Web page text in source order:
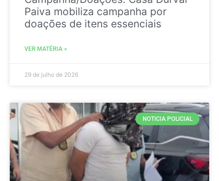
Paiva mobiliza campanha por
doações de itens essenciais
VER MATÉRIA »
29 de julho de 2026
NOTICIA POLICIAL